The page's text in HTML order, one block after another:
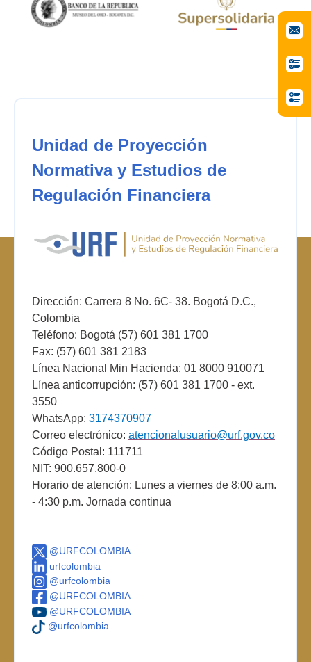
Unidad de Proyección
Normativa y Estudios de
Regulación Financiera
Dirección: Carrera 8 No. 6C- 38. Bogotá D.C.,
Colombia
Teléfono: Bogotá (57) 601 381 1700
Fax: (57) 601 381 2183
Línea Nacional Min Hacienda: 01 8000 910071
Línea anticorrupción: (57) 601 381 1700 - ext.
3550
WhatsApp: 3174370907
Correo electrónico: atencionalusuario@urf.gov.co
Código Postal: 111711
NIT: 900.657.800-0
Horario de atención: Lunes a viernes de 8:00 a.m.
- 4:30 p.m. Jornada continua
@URFCOLOMBIA
urfcolombia
@urfcolombia
@URFCOLOMBIA
@URFCOLOMBIA
@urfcolombia